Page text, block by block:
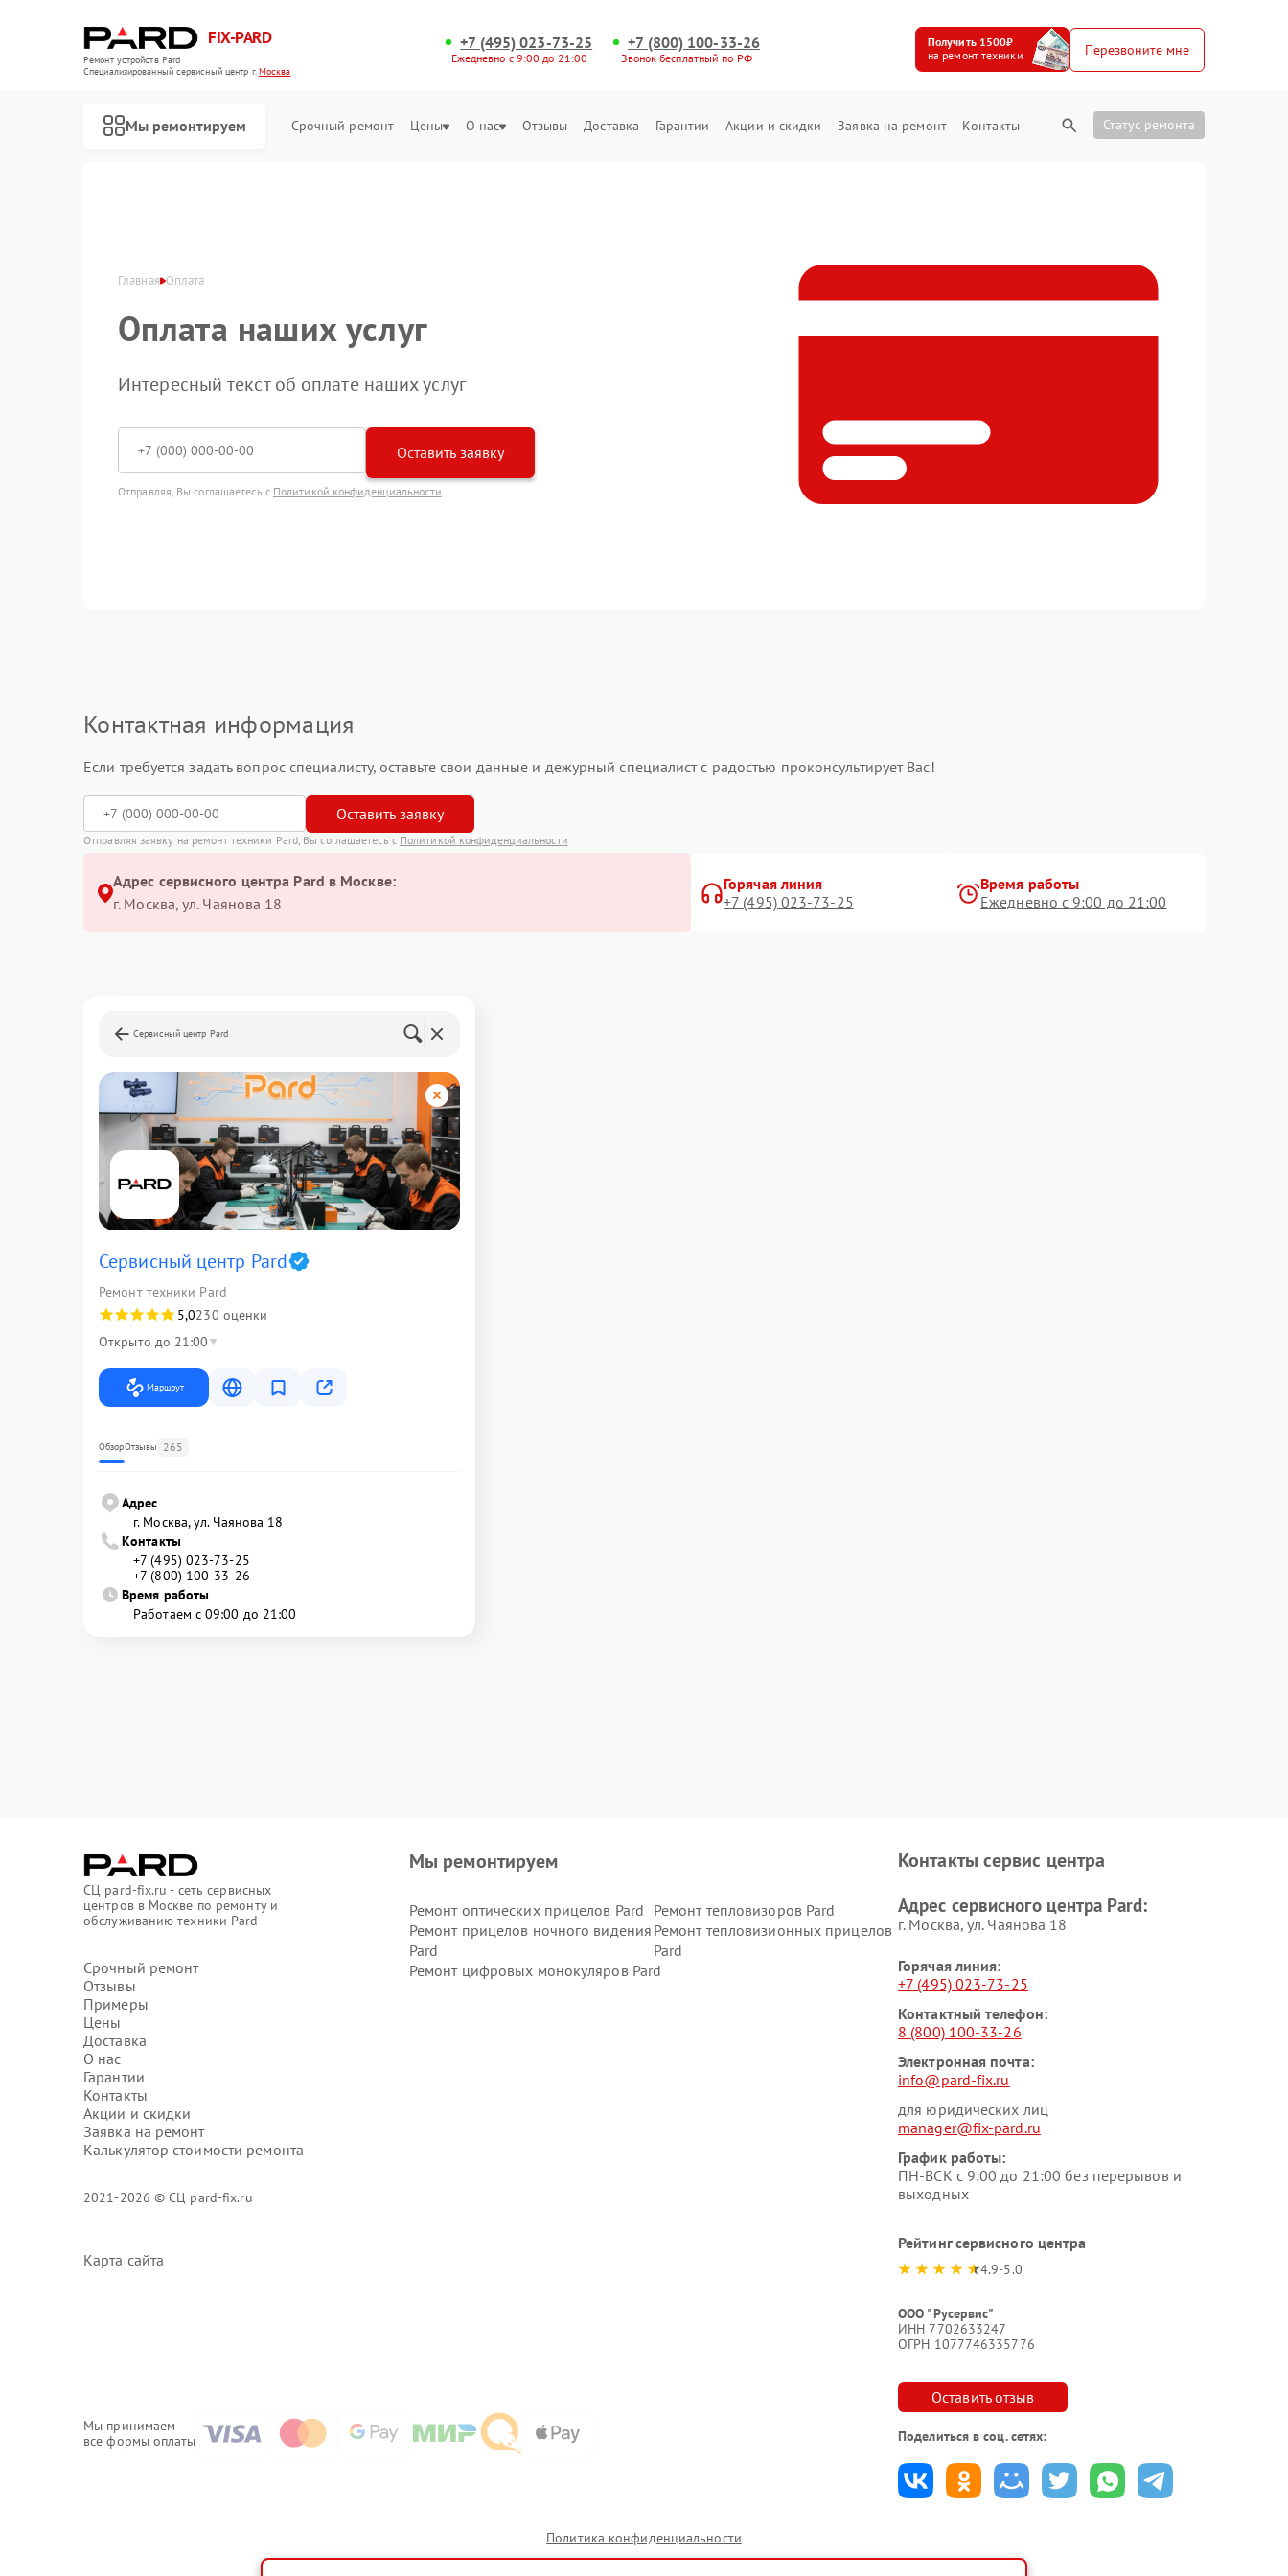
FIX-PARD
Ремонт устройств Pard
Специализированный cервисный центр г.Москва
+7 (495) 023-73-25
Ежедневно с 9:00 до 21:00
+7 (800) 100-33-26
Звонок бесплатный по РФ
Получить 1500₽
на ремонт техники
Перезвоните мне
Мы ремонтируем Срочный ремонт Цены О нас Отзывы Доставка Гарантии Акции и скидки Заявка на ремонт Контакты Статус ремонта
Главная Оплата
Оплата наших услуг
Интересный текст об оплате наших услуг
Оставить заявку
Отправляя, Вы соглашаетесь с Политикой конфиденциальности
Контактная информация
Если требуется задать вопрос специалисту, оставьте свои данные и дежурный специалист с радостью проконсультирует Вас!
Оставить заявку
Отправляя заявку на ремонт техники Pard, Вы соглашаетесь с Политикой конфиденциальности
Адрес сервисного центра Pard в Москве:
г. Москва, ул. Чаянова 18
Горячая линия
+7 (495) 023-73-25
Время работы
Ежедневно с 9:00 до 21:00
Сервисный центр Pard
Сервисный центр Pard
Ремонт техники Pard
5,0230 оценки
Открыто до 21:00
Маршрут
ОбзорОтзывы 265
Адрес
г. Москва, ул. Чаянова 18
Контакты
+7 (495) 023-73-25
+7 (800) 100-33-26
Время работы
Работаем с 09:00 до 21:00
СЦ pard-fix.ru - сеть сервисных
центров в Москве по ремонту и
обслуживанию техники Pard
Срочный ремонт
Отзывы
Примеры
Цены
Доставка
О нас
Гарантии
Контакты
Акции и скидки
Заявка на ремонт
Калькулятор стоимости ремонта
2021-2026 © СЦ pard-fix.ru
Карта сайта
Мы принимаем
все формы оплаты
Мы ремонтируем
Ремонт оптических прицелов Pard Ремонт тепловизоров Pard
Ремонт прицелов ночного видения
Pard
Ремонт тепловизионных прицелов
Pard
Ремонт цифровых монокуляров Pard
Контакты сервис центра
Адрес сервисного центра Pard:
г. Москва, ул. Чаянова 18
Горячая линия:
+7 (495) 023-73-25
Контактный телефон:
8 (800) 100-33-26
Электронная почта:
info@pard-fix.ru
для юридических лиц
manager@fix-pard.ru
График работы:
ПН-ВСК с 9:00 до 21:00 без перерывов и
выходных
Рейтинг сервисного центра
4.9-5.0
ООО "Русервис"
ИНН 7702633247
ОГРН 1077746335776
Оставить отзыв
Поделиться в соц. сетях:
Политика конфиденциальности